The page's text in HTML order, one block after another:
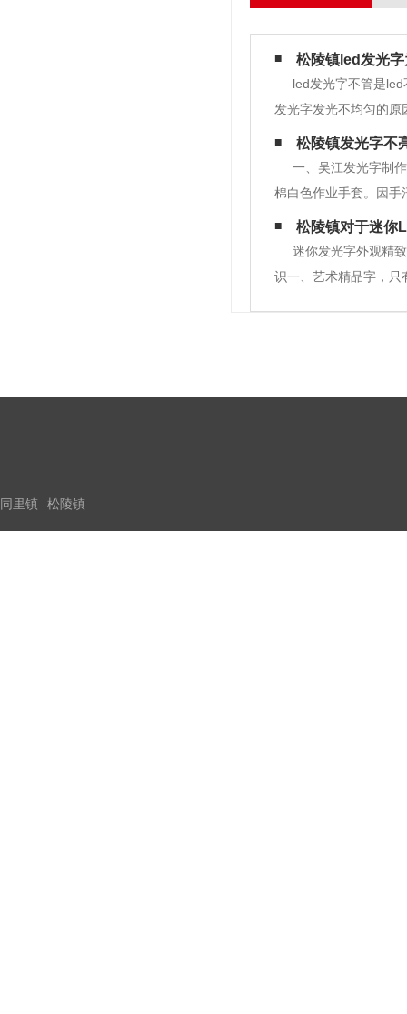
松陵镇led发光
led发光字不管是
发光字发光不均匀的
发光必定是不均匀的
三，串联led灯的主线
松陵镇发光字不
一、吴江发光字制
棉白色作业手套。因手
旧变色，失去原某些
上。轻拿、平起、平
松陵镇对于迷你
迷你发光字外观精
识一、艺术精品字，只
同里镇 松陵镇